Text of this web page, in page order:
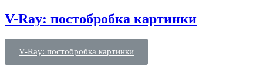
V-Ray: постобробка картинки
V-Ray: постобробка картинки